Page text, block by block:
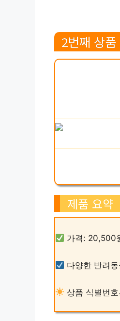
2번째 상품
제품 요약
가격: 20,500
다양한 반려
상품 식별번